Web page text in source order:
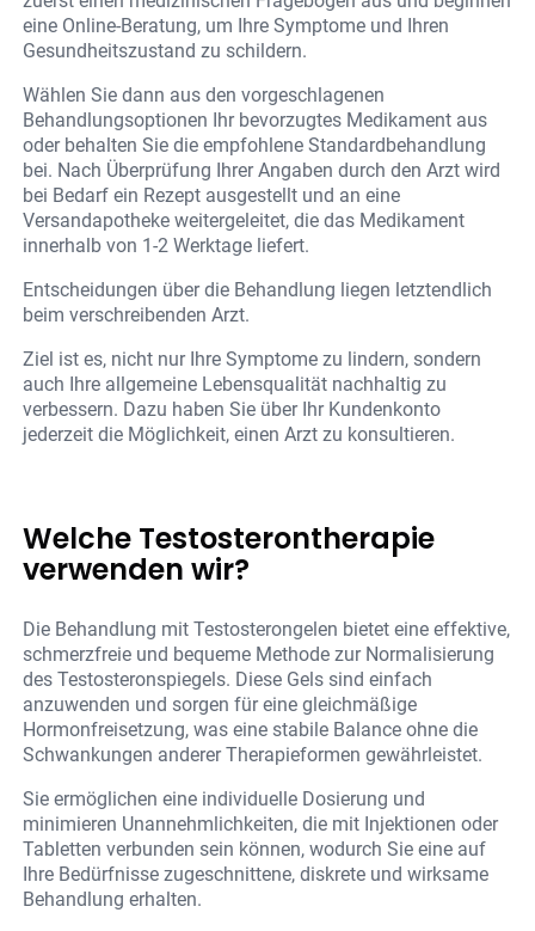
eine Online-Beratung, um Ihre Symptome und Ihren
Gesundheitszustand zu schildern.
Wählen Sie dann aus den vorgeschlagenen
Behandlungsoptionen Ihr bevorzugtes Medikament aus
oder behalten Sie die empfohlene Standardbehandlung
bei. Nach Überprüfung Ihrer Angaben durch den Arzt wird
bei Bedarf ein Rezept ausgestellt und an eine
Versandapotheke weitergeleitet, die das Medikament
innerhalb von 1-2 Werktage liefert.
Entscheidungen über die Behandlung liegen letztendlich
beim verschreibenden Arzt.
Ziel ist es, nicht nur Ihre Symptome zu lindern, sondern
auch Ihre allgemeine Lebensqualität nachhaltig zu
verbessern. Dazu haben Sie über Ihr Kundenkonto
jederzeit die Möglichkeit, einen Arzt zu konsultieren.
Welche Testosterontherapie
verwenden wir?
Die Behandlung mit Testosterongelen bietet eine effektive,
schmerzfreie und bequeme Methode zur Normalisierung
des Testosteronspiegels. Diese Gels sind einfach
anzuwenden und sorgen für eine gleichmäßige
Hormonfreisetzung, was eine stabile Balance ohne die
Schwankungen anderer Therapieformen gewährleistet.
Sie ermöglichen eine individuelle Dosierung und
minimieren Unannehmlichkeiten, die mit Injektionen oder
Tabletten verbunden sein können, wodurch Sie eine auf
Ihre Bedürfnisse zugeschnittene, diskrete und wirksame
Behandlung erhalten.